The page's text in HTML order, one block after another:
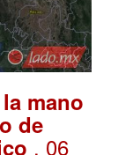
mano
de
. 06